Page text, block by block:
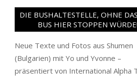
DIE BUSHALTESTELLE, OHNE
BUS HIER STOPPEN WÜRDE!
Neue Texte und Fotos aus Shumen
(Bulgarien) mit Yo und Yvonne –
präsentiert von International Alpha